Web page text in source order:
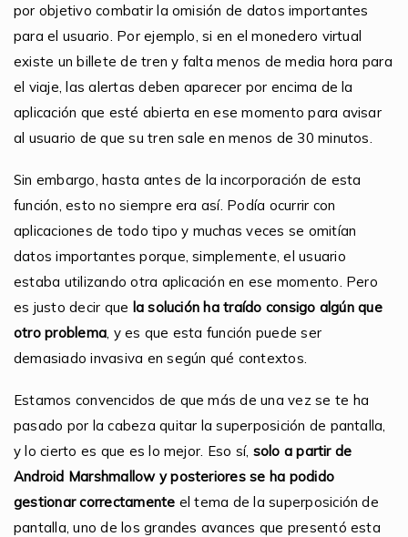
por objetivo combatir la omisión de datos importantes
para el usuario. Por ejemplo, si en el monedero virtual
existe un billete de tren y falta menos de media hora para
el viaje, las alertas deben aparecer por encima de la
aplicación que esté abierta en ese momento para avisar
al usuario de que su tren sale en menos de 30 minutos.
Sin embargo, hasta antes de la incorporación de esta
función, esto no siempre era así. Podía ocurrir con
aplicaciones de todo tipo y muchas veces se omitían
datos importantes porque, simplemente, el usuario
estaba utilizando otra aplicación en ese momento. Pero
es justo decir que la solución ha traído consigo algún que
otro problema , y es que esta función puede ser
demasiado invasiva en según qué contextos.
Estamos convencidos de que más de una vez se te ha
pasado por la cabeza quitar la superposición de pantalla,
y lo cierto es que es lo mejor. Eso sí, solo a partir de
Android Marshmallow y posteriores se ha podido
gestionar correctamente el tema de la superposición de
pantalla, uno de los grandes avances que presentó esta